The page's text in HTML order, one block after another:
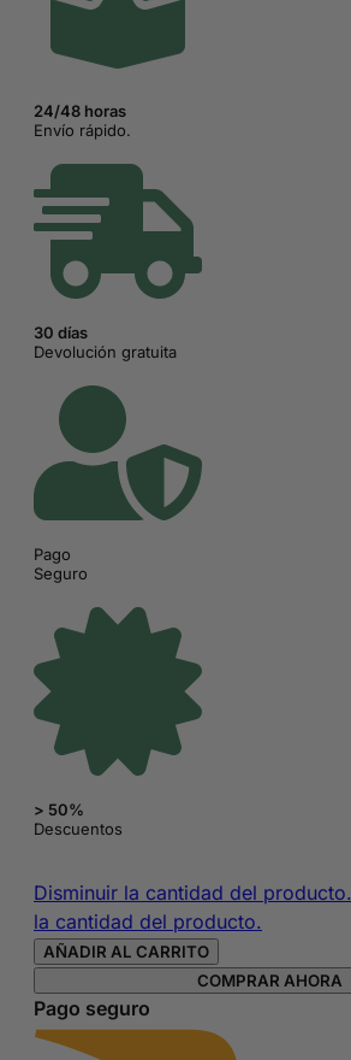
24/48 horas
Envío rápido.
30 días
Devolución gratuita
Pago
Seguro
> 50%
Descuentos
Disminuir la cantidad del producto.
la cantidad del producto.
AÑADIR AL CARRITO
COMPRAR AHORA
Pago seguro